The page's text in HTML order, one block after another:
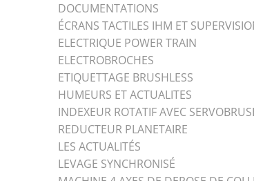
DOCUMENTATIONS
ÉCRANS TACTILES IHM ET
ELECTRIQUE POWER TRAIN
ELECTROBROCHES
ETIQUETTAGE BRUSHLESS
HUMEURS ET ACTUALITES
INDEXEUR ROTATIF AVEC
REDUCTEUR PLANETAIRE
LES ACTUALITÉS
LEVAGE SYNCHRONISÉ